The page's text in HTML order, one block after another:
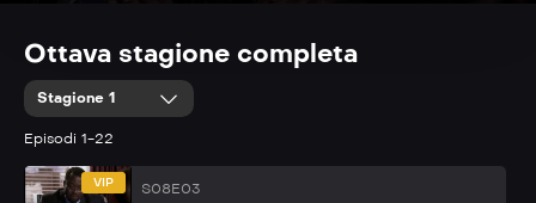
Ottava stagione completa
Stagione 1
Episodi 1-22
VIP
S08E03